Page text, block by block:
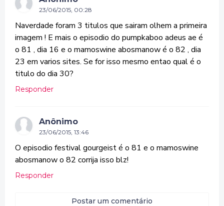
23/06/2015, 00:28
Naverdade foram 3 titulos que sairam olhem a primeira
imagem ! E mais o episodio do pumpkaboo adeus ae é
o 81 , dia 16 e o mamoswine abosmanow é o 82 , dia
23 em varios sites. Se for isso mesmo entao qual é o
titulo do dia 30?
Responder
Anônimo
23/06/2015, 13:46
O episodio festival gourgeist é o 81 e o mamoswine
abosmanow o 82 corrija isso blz!
Responder
Postar um comentário